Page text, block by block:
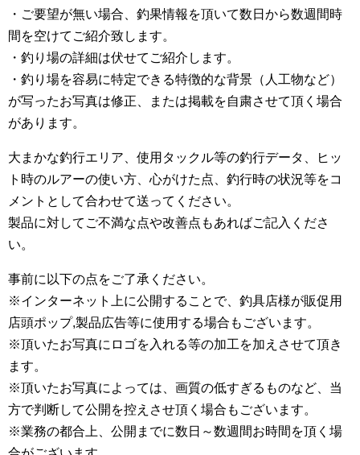
・ご要望が無い場合、釣果情報を頂いて数日から数週間時
間を空けてご紹介致します。
・釣り場の詳細は伏せてご紹介します。
・釣り場を容易に特定できる特徴的な背景（人工物など）
が写ったお写真は修正、または掲載を自粛させて頂く場合
があります。
大まかな釣行エリア、使用タックル等の釣行データ、ヒッ
ト時のルアーの使い方、心がけた点、釣行時の状況等をコ
メントとして合わせて送ってください。
製品に対してご不満な点や改善点もあればご記入くださ
い。
事前に以下の点をご了承ください。
※インターネット上に公開することで、釣具店様が販促用
店頭ポップ,製品広告等に使用する場合もございます。
※頂いたお写真にロゴを入れる等の加工を加えさせて頂き
ます。
※頂いたお写真によっては、画質の低すぎるものなど、当
方で判断して公開を控えさせ頂く場合もございます。
※業務の都合上、公開までに数日～数週間お時間を頂く場